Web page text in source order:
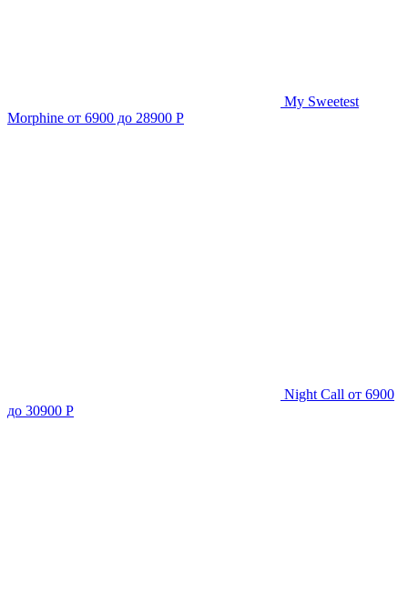
My Sweetest
Morphine от 6900 до 28900 Р
Night Call от 6900
до 30900 Р